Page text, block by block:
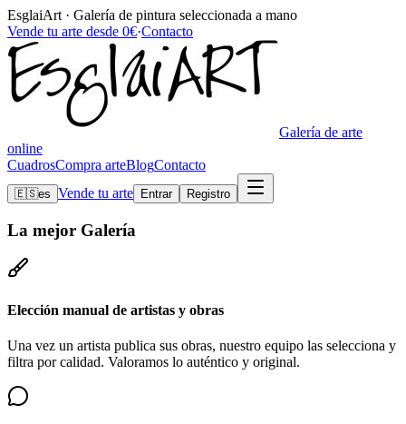
EsglaiArt · Galería de pintura seleccionada a mano
Vende tu arte desde 0€·Contacto
Galería de arte
online
CuadrosCompra arteBlogContacto
🇪🇸es Vende tu arte Entrar Registro
La mejor Galería
Elección manual de artistas y obras
Una vez un artista publica sus obras, nuestro equipo las selecciona y
filtra por calidad. Valoramos lo auténtico y original.